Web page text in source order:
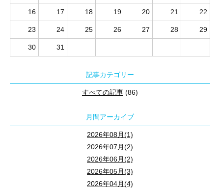
16 17 18 19 20 21 22
23 24 25 26 27 28 29
30 31
記事カテゴリー
すべての記事 (86)
月間アーカイブ
2026年08月(1)
2026年07月(2)
2026年06月(2)
2026年05月(3)
2026年04月(4)